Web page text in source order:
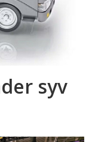
syv